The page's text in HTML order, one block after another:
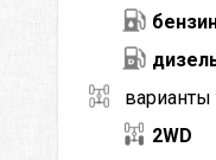
варианты
2WD